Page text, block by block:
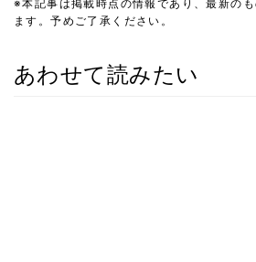
※本記事は掲載時点の情報であり、最新の
ます。予めご了承ください。
あわせて読みたい